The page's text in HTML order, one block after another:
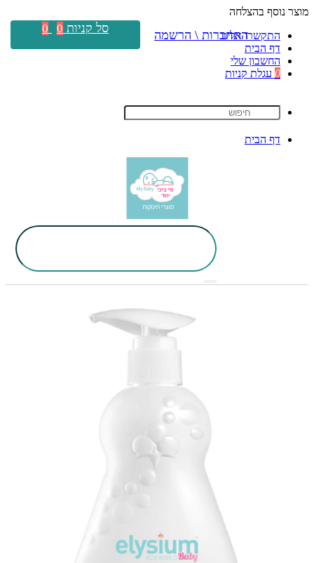
מוצר נוסף בהצלחה
התקשרו אלינו
דף הבית
החשבון שלי
0 עגלת קניות
דף הבית
התחברות \ הרשמה סל קניות 0
0